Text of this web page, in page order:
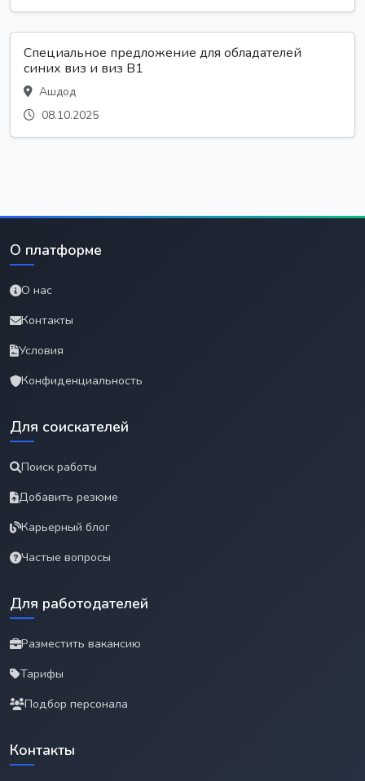
Специальное предложение для обладателей
синих виз и виз B1
Ашдод
08.10.2025
О платформе
О нас
Контакты
Условия
Конфиденциальность
Для соискателей
Поиск работы
Добавить резюме
Карьерный блог
Частые вопросы
Для работодателей
Разместить вакансию
Тарифы
Подбор персонала
Контакты